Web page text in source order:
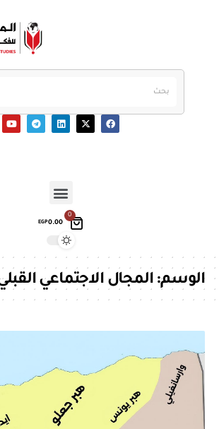
0
EGP0.00
الوسم:المجال الاجتماعي القبلي